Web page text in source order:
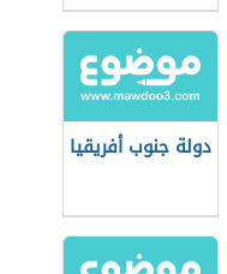
دولة جنوب أفريقيا